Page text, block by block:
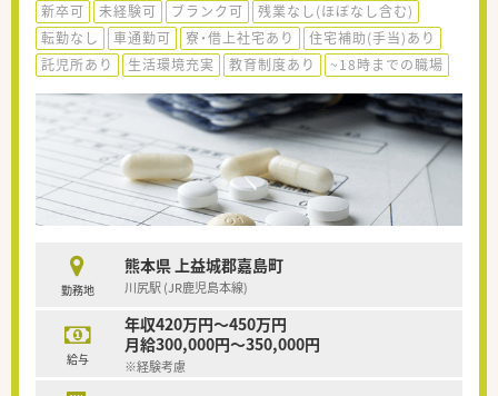
新卒可 未経験可 ブランク可
残業なし(ほぼなし含む)
転勤なし
車通勤可 寮・借上社宅あり
住宅補助(手当)あり
託児所あり
生活環境充実 教育制度あり ~18時までの職場
勤務地
熊本県 上益城郡嘉島町
川尻駅 (JR鹿児島本線)
給与
年収420万円～450万円
月給300,000円～350,000円
※経験考慮